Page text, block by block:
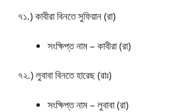
৭১.) কাবীরা বিনতে সুফিয়ান (রা)
সংক্ষিপ্ত নাম – কাবীরা (রা)
৭২.) লুবাবা বিনতে হারেছ (রাঃ)
সংক্ষিপ্ত নাম – লুবাবা (রা)